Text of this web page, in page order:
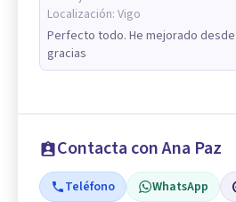
Localización: Vigo
Perfecto todo. He mejorado
gracias
Contacta con Ana Paz
Teléfono WhatsApp